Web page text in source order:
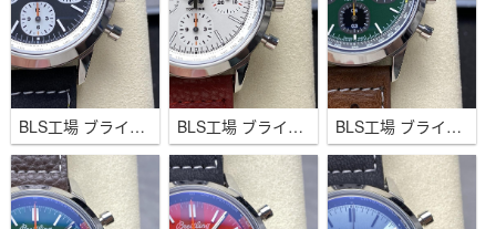
BLS工場 ブライトリング トップタイム B01 フォード サンダーバード 42ｍｍ ブラック B01ムーブメント BLS工場 ブライトリング トップタイム B01 フォード サンダーバード 42ｍｍ ホワイト B01ムーブメント BLS工場 ブライトリング トップタイム B01 フォード サンダーバード 42ｍｍ グリーン B01ムーブメント